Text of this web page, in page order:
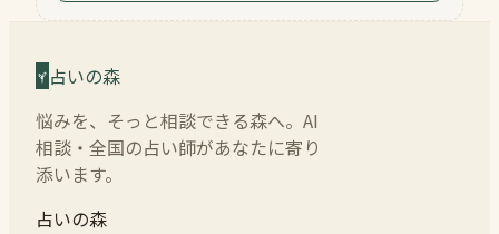
占いの森
悩みを、そっと相談できる森へ。AI
相談・全国の占い師があなたに寄り
添います。
占いの森